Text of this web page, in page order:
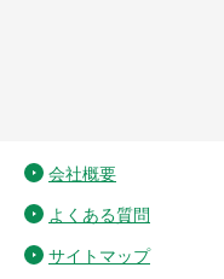
会社概要
よくある質問
サイトマップ